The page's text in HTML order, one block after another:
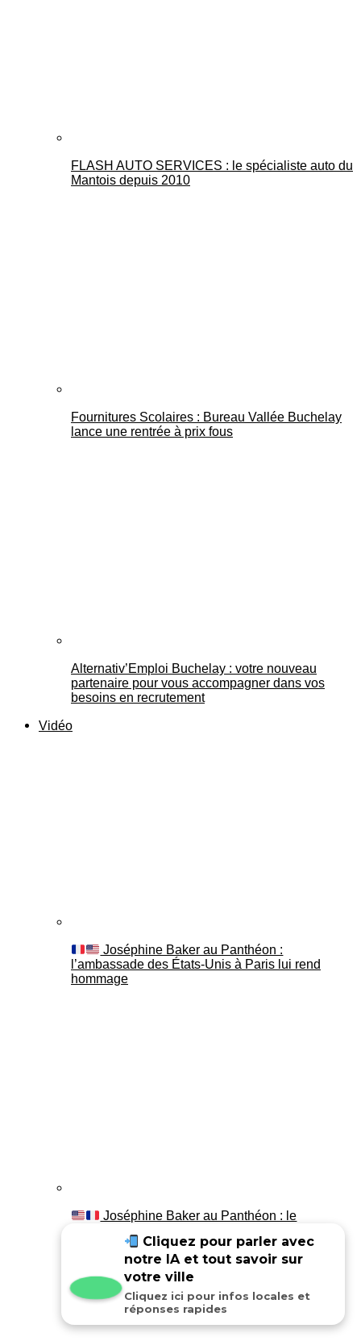
FLASH AUTO SERVICES : le spécialiste auto du
Mantois depuis 2010
Fournitures Scolaires : Bureau Vallée Buchelay
lance une rentrée à prix fous
Alternativ’Emploi Buchelay : votre nouveau
partenaire pour vous accompagner dans vos
besoins en recrutement
Vidéo
Joséphine Baker au Panthéon :
l’ambassade des États-Unis à Paris lui rend
hommage
Joséphine Baker au Panthéon : le
Cliquez pour parler avec
notre IA et tout savoir sur
votre ville
Cliquez ici pour infos locales et
réponses rapides